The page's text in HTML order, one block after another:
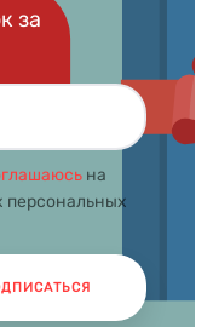
за
на
персональных